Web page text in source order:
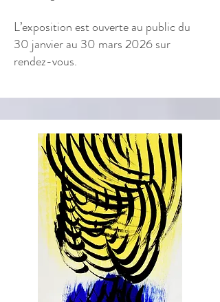
L’exposition est ouverte au public du
30 janvier au 30 mars 2026 sur
rendez-vous.